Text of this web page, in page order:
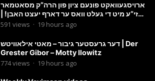
ארויסגעוואקט פונעם ציון פון הרה”ק מסאטמאר
זי”ע מיט די געלט וואס ער דארף יעצט האבן! |
הרב מענדל ווייס
591 views · 19 hours ago
דער גרעסטער גיבור – מאטי אילאוויטש | Der
Grester Gibor – Motty Ilowitz
774views · 19 hours ago